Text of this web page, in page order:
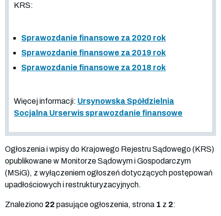
KRS:
Sprawozdanie finansowe za 2020 rok
Sprawozdanie finansowe za 2019 rok
Sprawozdanie finansowe za 2018 rok
Więcej informacji: Ursynowska Spółdzielnia
Socjalna Urserwis sprawozdanie finansowe
Ogłoszenia i wpisy do Krajowego Rejestru Sądowego (KRS)
opublikowane w Monitorze Sądowym i Gospodarczym
(MSiG), z wyłączeniem ogłoszeń dotyczących postępowań
upadłościowych i restrukturyzacyjnych.
Znaleziono 22 pasujące ogłoszenia, strona 1 z 2: